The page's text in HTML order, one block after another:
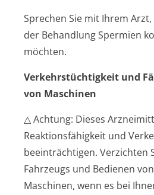
Sprechen Sie mit Ihrem
der Behandlung Spermien
möchten.
Verkehrstüchtig­keit und
von Maschinen
△ Achtung: Dieses
Reaktionsfähigkeit und
beeinträchtigen. Verzichten
Fahrzeugs und Bedienen
Maschinen, wenn es bei